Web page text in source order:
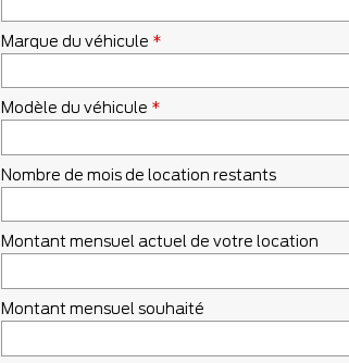
Marque du véhicule *
Modèle du véhicule *
Nombre de mois de location restants
Montant mensuel actuel de votre location
Montant mensuel souhaité